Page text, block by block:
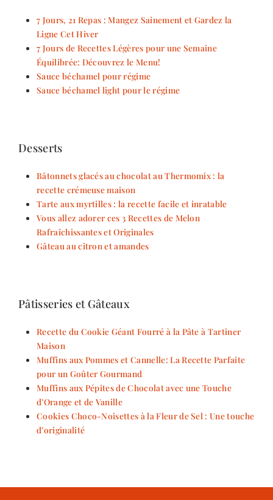
7 Jours, 21 Repas : Mangez Sainement et Gardez la
Ligne Cet Hiver
7 Jours de Recettes Légères pour une Semaine
Équilibrée: Découvrez le Menu!
Sauce béchamel pour régime
Sauce béchamel light pour le régime
Desserts
Bâtonnets glacés au chocolat au Thermomix : la
recette crémeuse maison
Tarte aux myrtilles : la recette facile et inratable
Vous allez adorer ces 3 Recettes de Melon
Rafraîchissantes et Originales
Gâteau au citron et amandes
Pâtisseries et Gâteaux
Recette du Cookie Géant Fourré à la Pâte à Tartiner
Maison
Muffins aux Pommes et Cannelle: La Recette Parfaite
pour un Goûter Gourmand
Muffins aux Pépites de Chocolat avec une Touche
d’Orange et de Vanille
Cookies Choco-Noisettes à la Fleur de Sel : Une touche
d’originalité